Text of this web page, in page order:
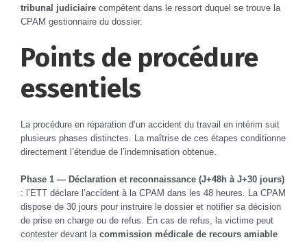
tribunal judiciaire compétent dans le ressort duquel se trouve la
CPAM gestionnaire du dossier.
Points de procédure
essentiels
La procédure en réparation d’un accident du travail en intérim suit
plusieurs phases distinctes. La maîtrise de ces étapes conditionne
directement l’étendue de l’indemnisation obtenue.
Phase 1 — Déclaration et reconnaissance (J+48h à J+30 jours)
: l’ETT déclare l’accident à la CPAM dans les 48 heures. La CPAM
dispose de 30 jours pour instruire le dossier et notifier sa décision
de prise en charge ou de refus. En cas de refus, la victime peut
contester devant la commission médicale de recours amiable